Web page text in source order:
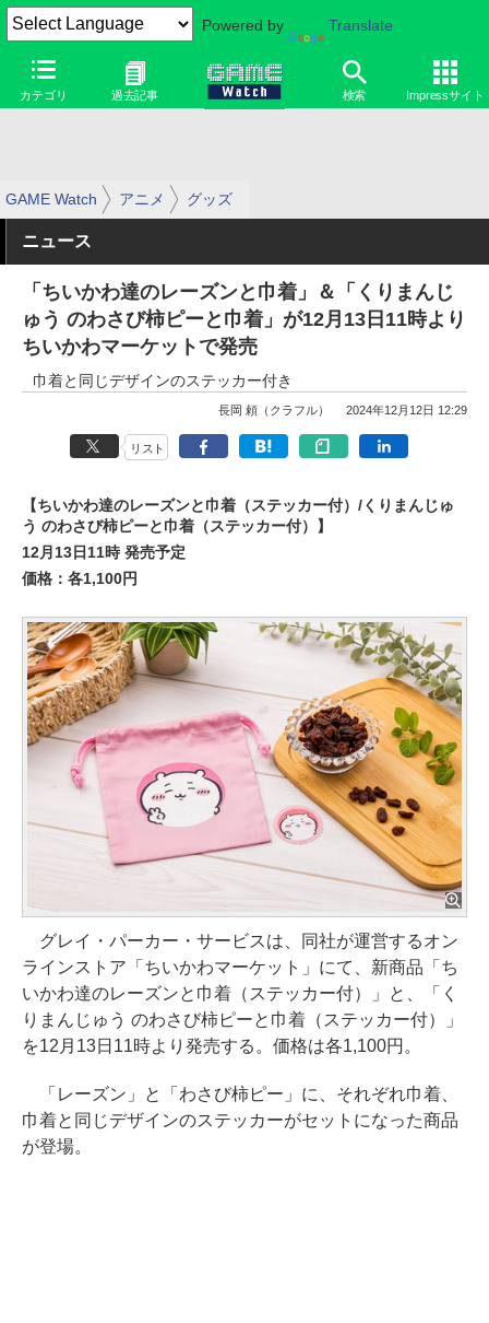
Powered by Translate
カテゴリ 過去記事 検索 Impressサイト
GAME Watch アニメ グッズ
ニュース
「ちいかわ達のレーズンと巾着」＆「くりまんじ
ゅう のわさび柿ピーと巾着」が12月13日11時より
ちいかわマーケットで発売
巾着と同じデザインのステッカー付き
長岡 頼（クラフル） 2024年12月12日 12:29
リスト
【ちいかわ達のレーズンと巾着（ステッカー付）/くりまんじゅ
う のわさび柿ピーと巾着（ステッカー付）】
12月13日11時 発売予定
価格：各1,100円
グレイ・パーカー・サービスは、同社が運営するオン
ラインストア「ちいかわマーケット」にて、新商品「ち
いかわ達のレーズンと巾着（ステッカー付）」と、「く
りまんじゅう のわさび柿ピーと巾着（ステッカー付）」
を12月13日11時より発売する。価格は各1,100円。
「レーズン」と「わさび柿ピー」に、それぞれ巾着、
巾着と同じデザインのステッカーがセットになった商品
が登場。